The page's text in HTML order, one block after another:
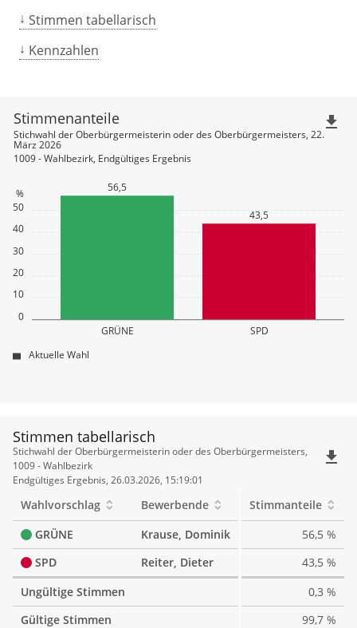
Stimmen tabellarisch
Kennzahlen
0
10
20
30
40
50
%
GRÜNE SPD
56,5
43,5
Stimmenanteile
Stichwahl der Oberbürgermeisterin oder des Oberbürgermeisters, 22.
März 2026
1009 - Wahlbezirk, Endgültiges Ergebnis
Aktuelle Wahl
file_download
Stimmen tabellarisch
Stimmen
tabellarisch
Stichwahl der Oberbürgermeisterin oder des Oberbürgermeisters,
1009 - Wahlbezirk
Endgültiges Ergebnis, 26.03.2026, 15:19:01
file_download
Wahlvorschlag Bewerbende
Stimmanteile
GRÜNE
Krause, Dominik
56,5 %
SPD
Reiter, Dieter
43,5 %
Ungültige Stimmen
0,3 %
Gültige Stimmen
99,7 %